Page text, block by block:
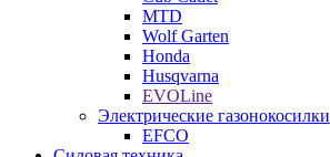
MTD
Wolf Garten
Honda
Husqvarna
EVOLine
Электрические газонокосилки
EFCO